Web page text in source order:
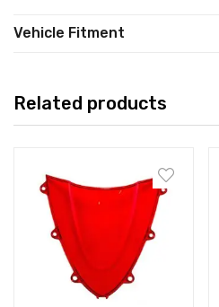
Vehicle Fitment
Related products